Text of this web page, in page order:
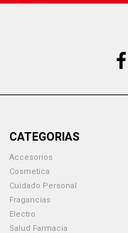
CATEGORIAS
Accesorios
Cosmetica
Cuidado Personal
Fragancias
Electro
Salud Farmacia